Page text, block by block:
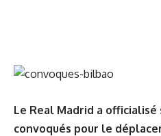
Le Real Madrid a
convoqués pour le